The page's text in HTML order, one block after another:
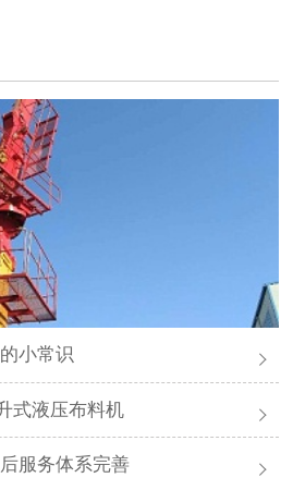
小常识
式液压布料机
服务体系完善